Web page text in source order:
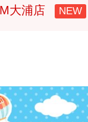
大浦店 NEW